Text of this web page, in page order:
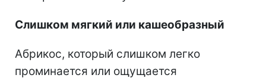
Слишком мягкий или кашеобразный
Абрикос, который слишком легко
проминается или ощущается